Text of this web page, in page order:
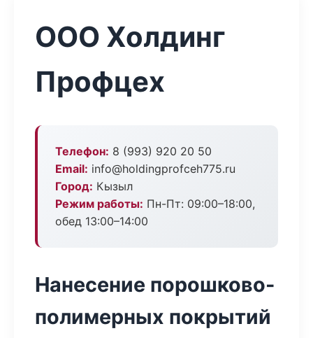
ООО Холдинг
Профцех
Телефон: 8 (993) 920 20 50
Email: info@holdingprofceh775.ru
Город: Кызыл
Режим работы: Пн-Пт: 09:00–18:00,
обед 13:00–14:00
Нанесение порошково-
полимерных покрытий